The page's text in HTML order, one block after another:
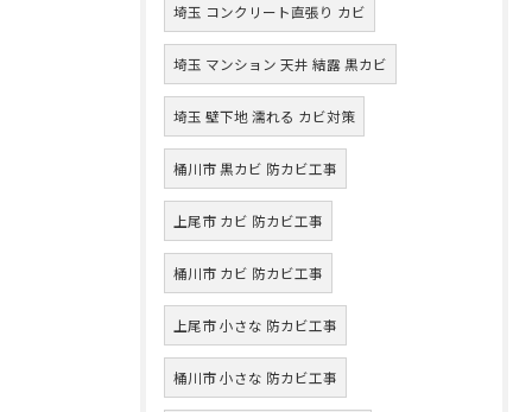
埼玉 コンクリート直張り カビ
埼玉 マンション 天井 結露 黒カビ
埼玉 壁下地 濡れる カビ対策
桶川市 黒カビ 防カビ工事
上尾市 カビ 防カビ工事
桶川市 カビ 防カビ工事
上尾市 小さな 防カビ工事
桶川市 小さな 防カビ工事